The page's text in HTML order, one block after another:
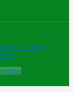
Trebinje |